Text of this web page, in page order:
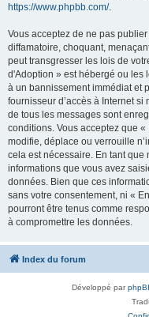
https://www.phpbb.com/.
Vous acceptez de ne pas
diffamatoire, choquant,
peut transgresser les lois de
d'Adoption » est hébergé ou les
à un bannissement immédiat et
fournisseur d’accès à Internet
de tous les messages sont
conditions. Vous acceptez que
modifie, déplace ou verrouille
cela est nécessaire. En tant que
informations que vous avez
données. Bien que ces
sans votre consentement, ni «
pourront être tenus comme
à compromettre les données.
Index du forum
Développé par